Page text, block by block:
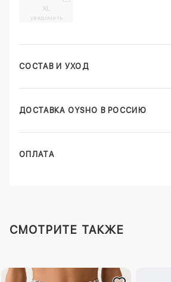
XL
уведомить
СОСТАВ И УХОД
ДОСТАВКА OYSHO В РОССИЮ
ОПЛАТА
СМОТРИТЕ ТАКЖЕ